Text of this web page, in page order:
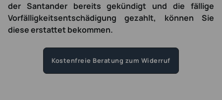
der Santander bereits gekündigt und die fällige
Vorfälligkeitsentschädigung gezahlt, können Sie
diese erstattet bekommen.
Kostenfreie Beratung zum Widerruf